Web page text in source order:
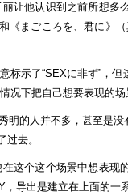
他认识到之前所想多
《まごころを、君に》
示了“SEXに非ず”，但
况下把自己想要表现的
的人并不多，甚至是没
过去。
个这个场景中想表现
导出是建立在上面的一